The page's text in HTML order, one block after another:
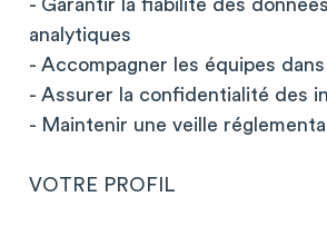
- Garantir la fiabilité des
analytiques
- Accompagner les équipes
- Assurer la confidentialité des
- Maintenir une veille
VOTRE PROFIL